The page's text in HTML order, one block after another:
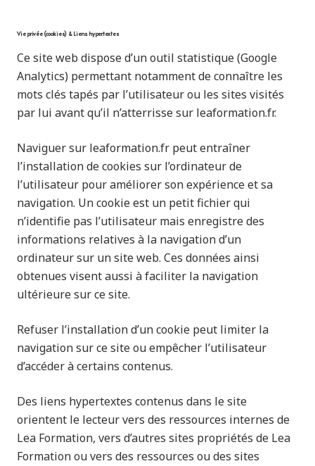
Vie privée (cookies) & Liens hypertextes
Ce site web dispose d’un outil statistique (Google
Analytics) permettant notamment de connaître les
mots clés tapés par l’utilisateur ou les sites visités
par lui avant qu’il n’atterrisse sur leaformation.fr.
Naviguer sur leaformation.fr peut entraîner
l’installation de cookies sur l’ordinateur de
l’utilisateur pour améliorer son expérience et sa
navigation. Un cookie est un petit fichier qui
n’identifie pas l’utilisateur mais enregistre des
informations relatives à la navigation d’un
ordinateur sur un site web. Ces données ainsi
obtenues visent aussi à faciliter la navigation
ultérieure sur ce site.
Refuser l’installation d’un cookie peut limiter la
navigation sur ce site ou empêcher l’utilisateur
d’accéder à certains contenus.
Des liens hypertextes contenus dans le site
orientent le lecteur vers des ressources internes de
Lea Formation, vers d’autres sites propriétés de Lea
Formation ou vers des ressources ou des sites